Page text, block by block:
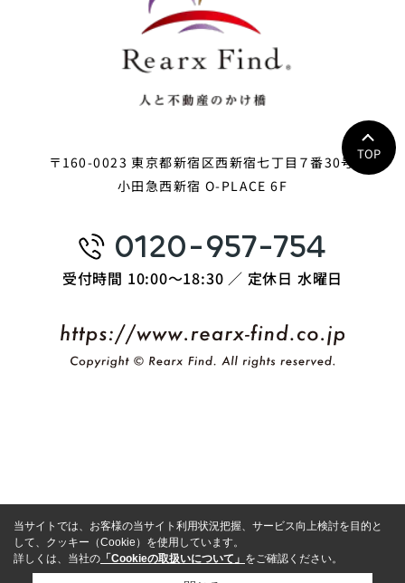
TOP
〒160-0023 東京都新宿区西新宿七丁目７番30号
小田急西新宿 O-PLACE 6F
0120-957-754
受付時間 10:00〜18:30 ／ 定休日 水曜日
当サイトでは、お客様の当サイト利用状況把握、サービス向上検討を目的と
して、クッキー（Cookie）を使用しています。
詳しくは、当社の 「Cookieの取扱いについて」 をご確認ください。